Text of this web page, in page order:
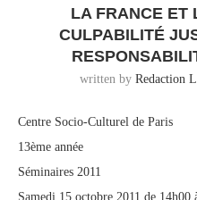
LA FRANCE ET
CULPABILITÉ
written by Redaction
Centre Socio-Culturel de Paris
13ème année
Séminaires 2011
Samedi 15 octobre 2011 de 14h00